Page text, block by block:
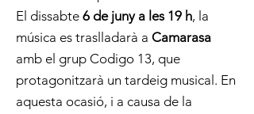
El dissabte 6 de juny a les 19 h, la
música es traslladarà a Camarasa
amb el grup Codigo 13, que
protagonitzarà un tardeig musical. En
aquesta ocasió, i a causa de la